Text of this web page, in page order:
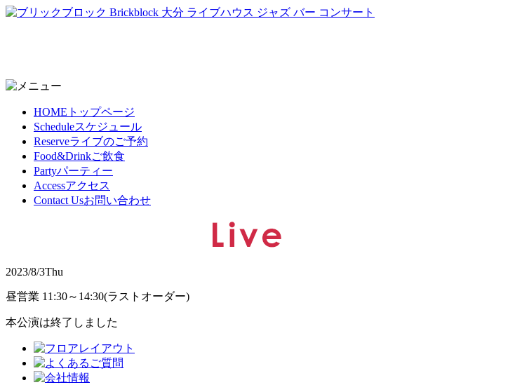
HOME トップページ
Scheduleスケジュール
Reserveライブのご予約
Food&Drinkご飲食
Partyパーティー
Accessアクセス
Contact Usお問い合わせ
2023/8/3Thu
昼営業 11:30～14:30(ラストオーダー)
本公演は終了しました